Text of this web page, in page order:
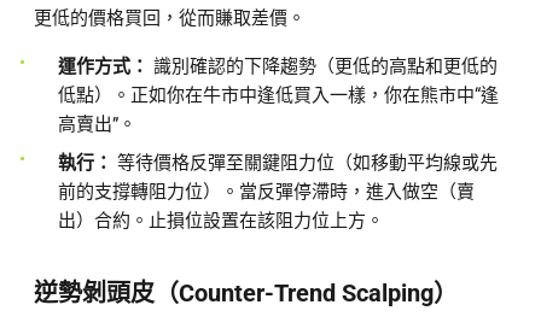
更低的價格買回，從而賺取差價。
運作方式： 識別確認的下降趨勢（更低的高點和更低的
低點）。正如你在牛市中逢低買入一樣，你在熊市中“逢
高賣出”。
執行： 等待價格反彈至關鍵阻力位（如移動平均線或先
前的支撐轉阻力位）。當反彈停滯時，進入做空（賣
出）合約。止損位設置在該阻力位上方。
逆勢剝頭皮（Counter-Trend Scalping）